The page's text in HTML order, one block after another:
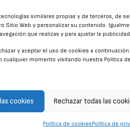
similares propias y de terceros, de
Sitio Web y personalizar su contenido.
que realizas y para ajustar la
y aceptar el uso de cookies a
cualquier momento visitando nuestra Política
cookies Rechazar todas las
Política de cookiesPolítica de